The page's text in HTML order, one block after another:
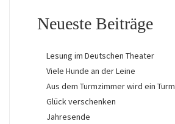
Neueste Beiträge
Lesung im Deutschen Theater
Viele Hunde an der Leine
Aus dem Turmzimmer wird ein Turm
Glück verschenken
Jahresende